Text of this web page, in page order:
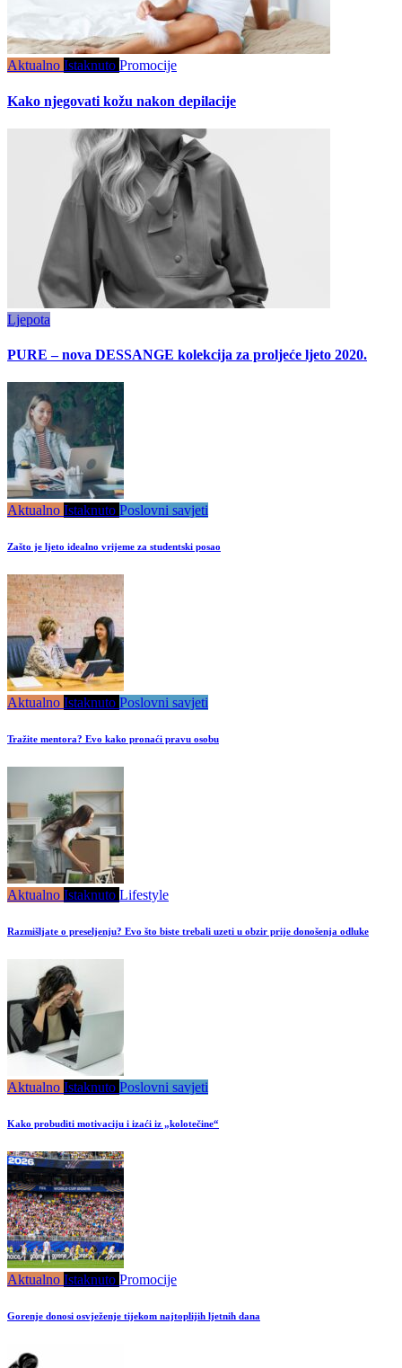
Aktualno Istaknuto Promocije
Kako njegovati kožu nakon depilacije
Ljepota
PURE – nova DESSANGE kolekcija za proljeće ljeto 2020.
Aktualno Istaknuto Poslovni savjeti
Zašto je ljeto idealno vrijeme za studentski posao
Aktualno Istaknuto Poslovni savjeti
Tražite mentora? Evo kako pronaći pravu osobu
Aktualno Istaknuto Lifestyle
Razmišljate o preseljenju? Evo što biste trebali uzeti u obzir prije donošenja odluke
Aktualno Istaknuto Poslovni savjeti
Kako probuditi motivaciju i izaći iz „kolotečine“
Aktualno Istaknuto Promocije
Gorenje donosi osvježenje tijekom najtoplijih ljetnih dana